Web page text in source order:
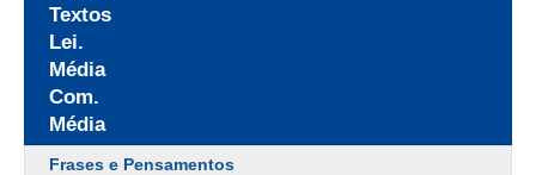
Textos
Lei.
Média
Com.
Média
Frases e Pensamentos